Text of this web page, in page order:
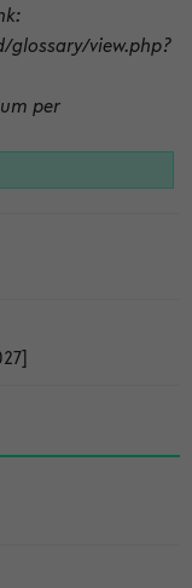
view.php?
per